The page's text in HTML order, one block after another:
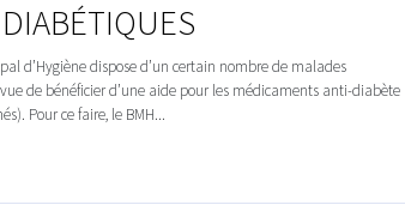
d’Hygiène dispose d’un certain nombre de malades
de bénéficier d’une aide pour les médicaments anti-diabète
Pour ce faire, le BMH...